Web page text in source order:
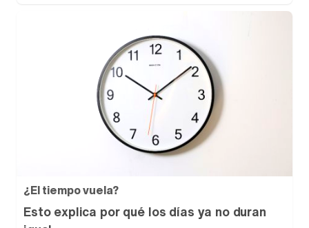
¿El tiempo vuela?
Esto explica por qué los días ya no duran